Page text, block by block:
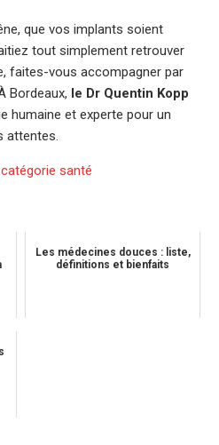
que vos implants soient
tout simplement retrouver
faites-vous accompagner par
Bordeaux, le Dr Quentin Kopp
humaine et experte pour un
attentes.
santé
Les médecines douces : liste,
définitions et bienfaits